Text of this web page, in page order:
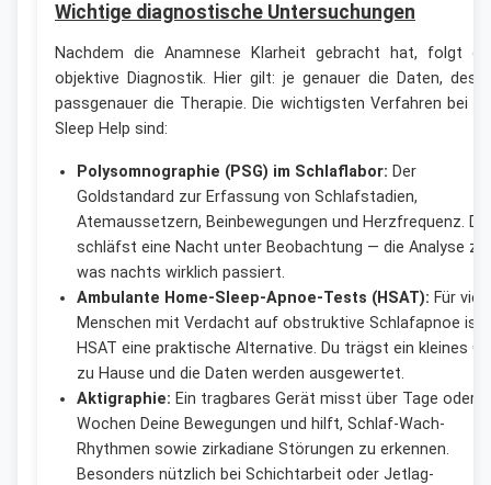
Wichtige diagnostische Untersuchungen
Nachdem die Anamnese Klarheit gebracht hat, folgt
objektive Diagnostik. Hier gilt: je genauer die Daten,
passgenauer die Therapie. Die wichtigsten Verfahren bei
Sleep Help sind:
Polysomnographie (PSG) im Schlaflabor: Der
Goldstandard zur Erfassung von Schlafstadien,
Atemaussetzern, Beinbewegungen und Herzfrequenz. Du
schläfst eine Nacht unter Beobachtung — die Analyse
was nachts wirklich passiert.
Ambulante Home-Sleep-Apnoe-Tests (HSAT): Für viele
Menschen mit Verdacht auf obstruktive Schlafapnoe ist
HSAT eine praktische Alternative. Du trägst ein kleines
zu Hause und die Daten werden ausgewertet.
Aktigraphie: Ein tragbares Gerät misst über Tage oder
Wochen Deine Bewegungen und hilft, Schlaf-Wach-
Rhythmen sowie zirkadiane Störungen zu erkennen.
Besonders nützlich bei Schichtarbeit oder Jetlag-